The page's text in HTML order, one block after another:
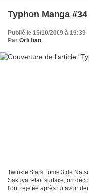
Typhon Manga #34
Publié le 15/10/2009 à 19:39
Par Orichan
Twinkle Stars, tome 3 de
Sakuya refait surface, on
l'ont rejetée après lui avoir